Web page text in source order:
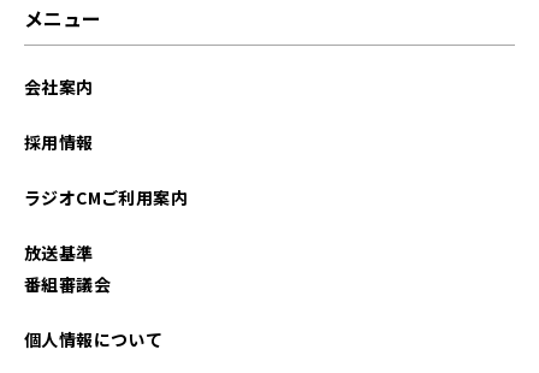
2021年07月
メニュー
会社案内
採用情報
ラジオCMご利用案内
放送基準
番組審議会
個人情報について